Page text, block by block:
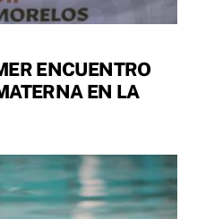
ENCUENTRO
EN LA